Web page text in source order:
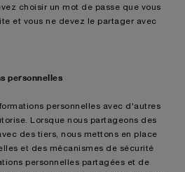
choisir un mot de passe que vous
et vous ne devez le partager avec
personnelles
personnelles avec d'autres
Lorsque nous partageons des
des tiers, nous mettons en place
et des mécanismes de sécurité
personnelles partagées et de